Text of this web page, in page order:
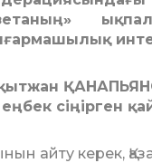
сіңірген
айту керек,